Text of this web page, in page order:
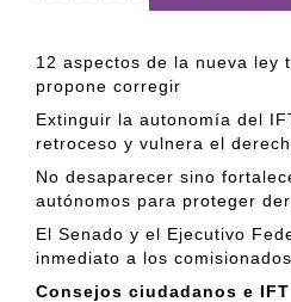
12 aspectos de la nueva ley
propone corregir
Extinguir la autonomía del
retroceso y vulnera el
No desaparecer sino
autónomos para proteger
El Senado y el Ejecutivo
inmediato a los
Consejos ciudadanos e